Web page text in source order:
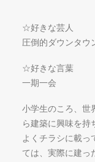
☆好きな芸人
圧倒的ダウンタウ
☆好きな言葉
一期一会
小学生のころ、世
ら建築に興味を持
よくチラシに載っ
ては、実際に建っ